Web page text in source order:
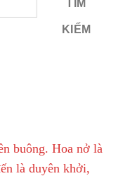
TÌM
KIẾM
buông. Hoa nở là
là duyên khởi,